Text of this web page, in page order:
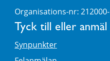
Organisations-nr:
Tyck till eller anmäl
Synpunkter